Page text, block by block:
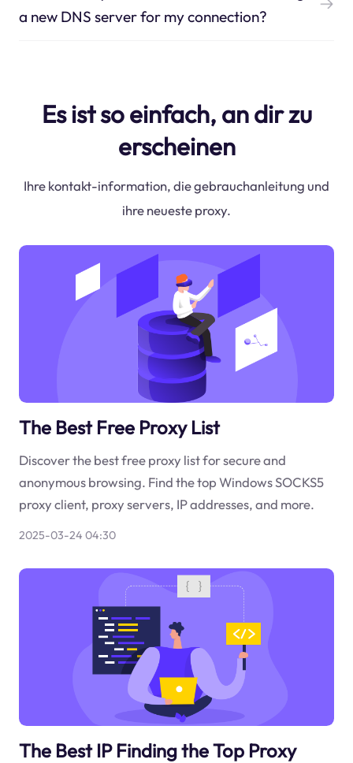
a new DNS server for my connection?
Es ist so einfach, an dir zu
erscheinen
Ihre kontakt-information, die gebrauchanleitung und
ihre neueste proxy.
The Best Free Proxy List
Discover the best free proxy list for secure and
anonymous browsing. Find the top Windows SOCKS5
proxy client, proxy servers, IP addresses, and more.
2025-03-24 04:30
The Best IP Finding the Top Proxy